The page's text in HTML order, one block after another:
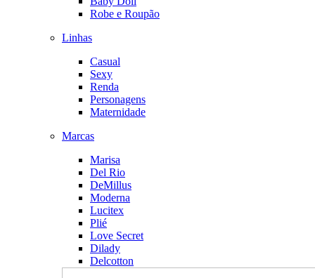
Robe e Roupão
Linhas
Casual
Sexy
Renda
Personagens
Maternidade
Marcas
Marisa
Del Rio
DeMillus
Moderna
Lucitex
Plié
Love Secret
Dilady
Delcotton